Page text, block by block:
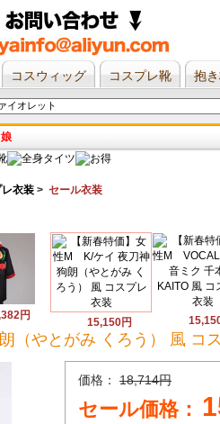
コスウィッグ コスプレ靴 抱
衣装 > セール衣装
円
15,150円
（やとがみ くろう） 風 コ
価格： 18,714円
セール価格：